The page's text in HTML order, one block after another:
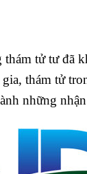
tử tư đã
thám tử
những